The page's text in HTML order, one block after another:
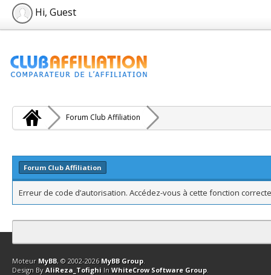
Hi, Guest
Forum Club Affiliation
Forum Club Affiliation
Erreur de code d’autorisation. Accédez-vous à cette fonction
Contact Club Affiliation Retourner en haut Version bas-débit
Moteur MyBB, © 2002-2026 MyBB Group.
Design By AliReza_Tofighi In WhiteCrow Software Group.